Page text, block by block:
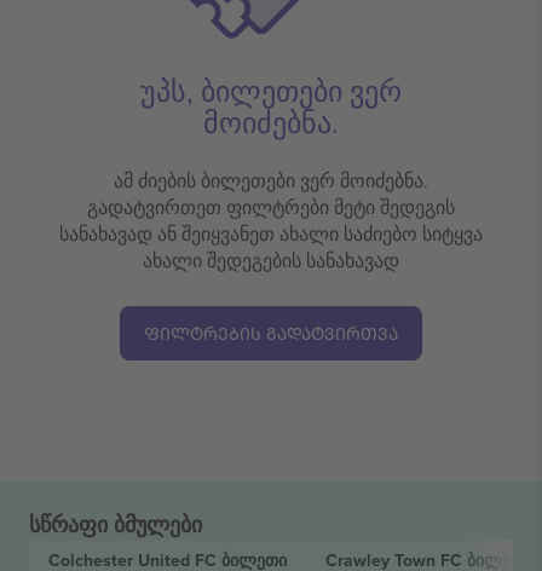
უპს, ბილეთები ვერ
მოიძებნა.
ამ ძიების ბილეთები ვერ მოიძებნა.
გადატვირთეთ ფილტრები მეტი შედეგის
სანახავად ან შეიყვანეთ ახალი საძიებო სიტყვა
ახალი შედეგების სანახავად
ᲤᲘᲚᲢᲠᲔᲑᲘᲡ ᲒᲐᲓᲐᲢᲕᲘᲠᲗᲕᲐ
სწრაფი ბმულები
Colchester United FC ბილეთი Crawley Town FC ბილეთი